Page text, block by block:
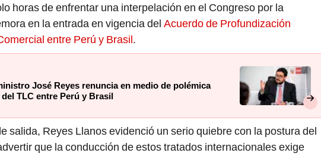
horas de enfrentar una interpelación en el Congreso por la
en la entrada en vigencia del Acuerdo de Profundización
entre Perú y Brasil.
José Reyes renuncia en medio de polémica
TLC entre Perú y Brasil
salida, Reyes Llanos evidenció un serio quiebre con la postura del
que la conducción de estos tratados internacionales exige